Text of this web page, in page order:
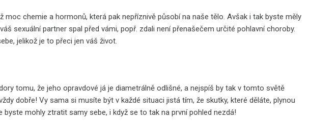
moc chemie a hormonů, která pak nepříznivě působí na naše tělo. Avšak i tak byste měly
sexuální partner spal před vámi, popř. zdali není přenašečem určité pohlavní choroby.
jelikož je to přeci jen váš život.
tomu, že jeho opravdové já je diametrálně odlišné, a nejspíš by tak v tomto světě
dobře! Vy sama si musíte být v každé situaci jistá tím, že skutky, které děláte, plynou
mohly ztratit samy sebe, i když se to tak na první pohled nezdá!